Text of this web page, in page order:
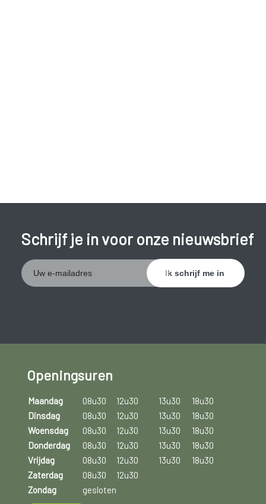
Schrijf je in voor onze nieuwsbrief
Openingsuren
Maandag 08u30 12u30 13u30
18u30
Dinsdag
08u30 12u30 13u30
18u30
Woensdag
08u30 12u30 13u30
18u30
Donderdag
08u30 12u30 13u30
18u30
Vrijdag
08u30 12u30 13u30
18u30
Zaterdag
08u30
12u30
Zondag
gesloten